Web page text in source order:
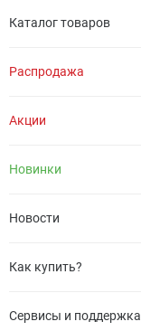
Каталог товаров
Распродажа
Акции
Новинки
Новости
Как купить?
Сервисы и поддержка